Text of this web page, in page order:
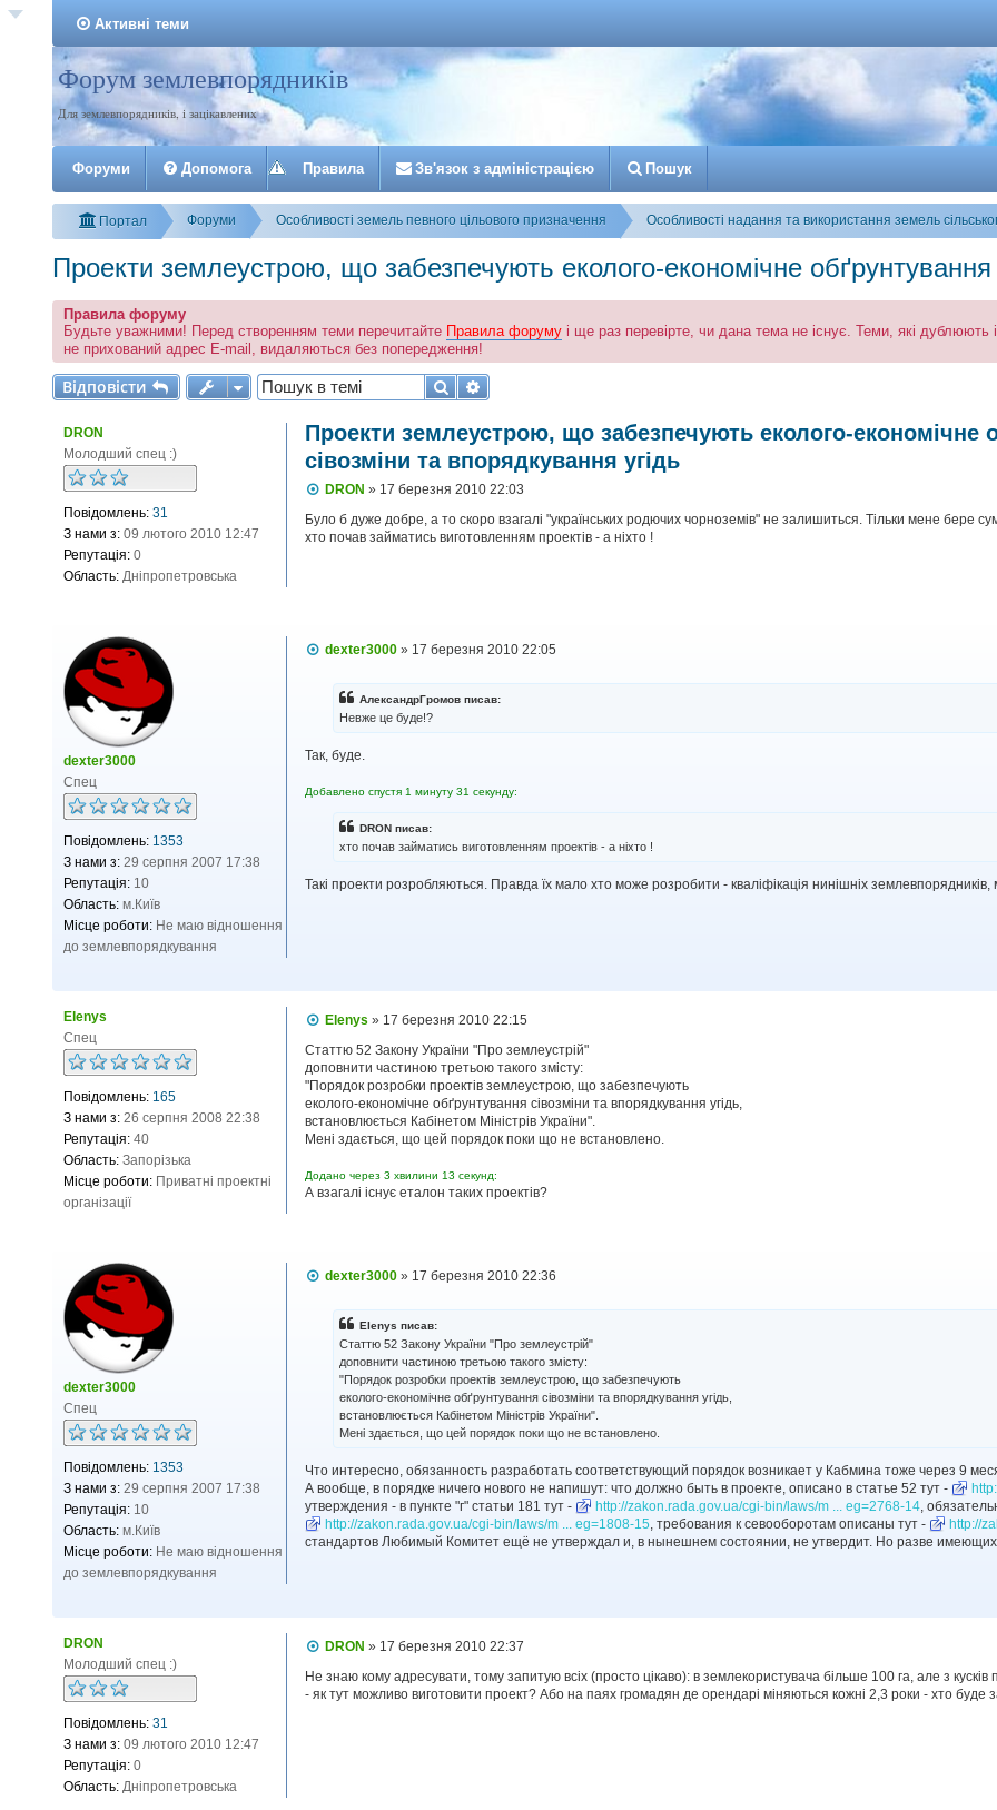
Активні теми
Реєстрація
Форум землевпорядників
Для землевпорядників, і зацікавлених
Форуми Допомога Правила Зв'язок з адміністрацією Пошук
Портал Форуми Особливості земель певного цільового призначення Особливості надання та використання земель
Проекти землеустрою, що забезпечують еколого-економічне обґрунтування
Правила форуму
Будьте уважними! Перед створенням теми перечитайте Правила форуму і ще раз перевірте, чи дана тема не існує. Теми, які
не прихований адрес E-mail, видаляються без попередження!
Відповісти
Відповісти ПошукРозширений пошук
DRON
Молодший спец :)
Повідомлень: 31
З нами з: 09 лютого 2010 12:47
Репутація: 0
Область: Дніпропетровська
Проекти землеустрою, що забезпечують еколого-економічне
сівозміни та впорядкування угідь
П
в
і
н
я
DRON » 17 березня 2010 22:03
Було б дуже добре, а то скоро взагалі "українських родючих чорноземів" не залишиться. Тільки мене бере
хто почав займатись виготовленням проектів - а ніхто !
dexter3000
Спец
Повідомлень: 1353
З нами з: 29 серпня 2007 17:38
Репутація: 10
Область: м.Київ
Місце роботи: Не маю відношення
до землевпорядкування
П
л
н
dexter3000 » 17 березня 2010 22:05
АлександрГромов писав:
Невже це буде!?
Так, буде.
Добавлено спустя 1 минуту 31 секунду:
DRON писав:
хто почав займатись виготовленням проектів - а ніхто !
Такі проекти розробляються. Правда їх мало хто може розробити - кваліфікація нинішніх
Elenys
Спец
Повідомлень: 165
З нами з: 26 серпня 2008 22:38
Репутація: 40
Область: Запорізька
Місце роботи: Приватні проектні
організації
П
в
і
д
о
м
л
е
н
я
Elenys » 17 березня 2010 22:15
Статтю 52 Закону України "Про землеустрій"
доповнити частиною третьою такого змісту:
"Порядок розробки проектів землеустрою, що забезпечують
еколого-економічне обґрунтування сівозміни та впорядкування угідь,
встановлюється Кабінетом Міністрів України".
Мені здається, що цей порядок поки що не встановлено.
Додано через 3 хвилини 13 секунд:
А взагалі існує еталон таких проектів?
dexter3000
Спец
Повідомлень: 1353
З нами з: 29 серпня 2007 17:38
Репутація: 10
Область: м.Київ
Місце роботи: Не маю відношення
до землевпорядкування
П
dexter3000 » 17 березня 2010 22:36
Elenys писав:
Статтю 52 Закону України "Про землеустрій"
доповнити частиною третьою такого змісту:
"Порядок розробки проектів землеустрою, що забезпечують
еколого-економічне обґрунтування сівозміни та впорядкування угідь,
встановлюється Кабінетом Міністрів України".
Мені здається, що цей порядок поки що не встановлено.
Что интересно, обязанность разработать соответствующий порядок возникает у Кабмина тоже через 9
А вообще, в порядке ничего нового не напишут: что должно быть в проекте, описано в статье 52 тут -
утверждения - в пункте "г" статьи 181 тут -
http://zakon.rada.gov.ua/cgi-bin/laws/m ... eg=2768-14 ,
http://zakon.rada.gov.ua/cgi-bin/laws/m ... eg=1808-15 , требования к севооборотам описаны тут - http://
стандартов Любимый Комитет ещё не утверждал и, в нынешнем состоянии, не утвердит. Но разве
DRON
Молодший спец :)
Повідомлень: 31
З нами з: 09 лютого 2010 12:47
Репутація: 0
Область: Дніпропетровська
П
в
і
DRON » 17 березня 2010 22:37
Не знаю кому адресувати, тому запитую всіх (просто цікаво): в землекористувача більше 100 га, але з кусків
- як тут можливо виготовити проект? Або на паях громадян де орендарі міняються кожні 2,3 роки - хто буде